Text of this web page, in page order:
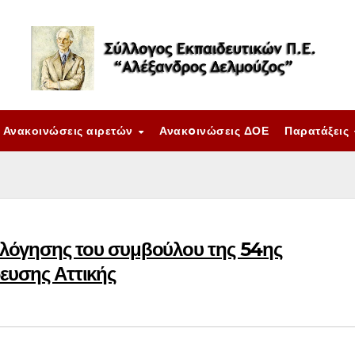
Ανακοινώσεις αιρετών Ανακoινώσεις ΔΟΕ Παρατάξεις
του συμβούλου της 54ης
Αττικής